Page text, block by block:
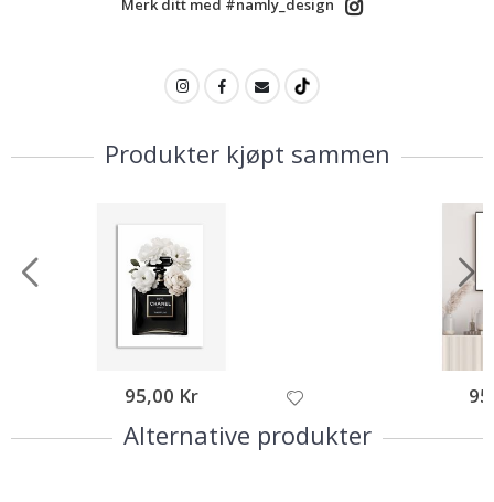
Merk ditt med #namly_design
Produkter kjøpt sammen
95,00 Kr
Alternative produkter